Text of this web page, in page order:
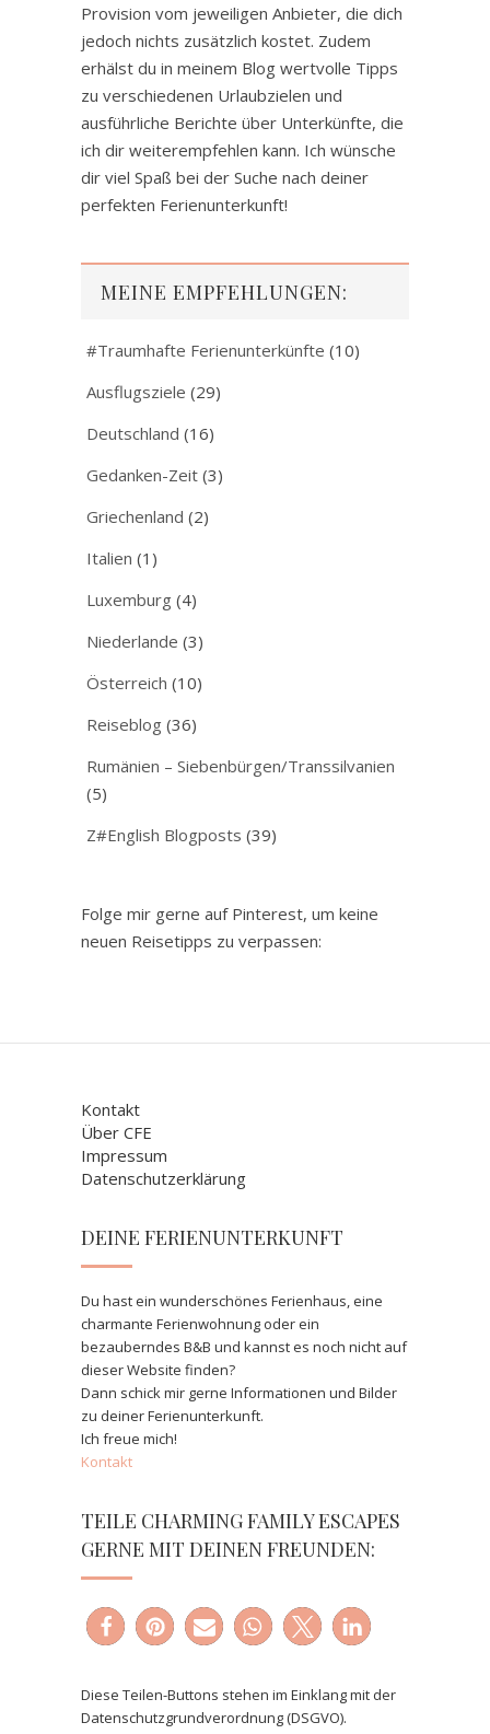
Provision vom jeweiligen Anbieter, die dich
jedoch nichts zusätzlich kostet. Zudem
erhälst du in meinem Blog wertvolle Tipps
zu verschiedenen Urlaubzielen und
ausführliche Berichte über Unterkünfte, die
ich dir weiterempfehlen kann. Ich wünsche
dir viel Spaß bei der Suche nach deiner
perfekten Ferienunterkunft!
MEINE EMPFEHLUNGEN:
#Traumhafte Ferienunterkünfte (10)
Ausflugsziele (29)
Deutschland (16)
Gedanken-Zeit (3)
Griechenland (2)
Italien (1)
Luxemburg (4)
Niederlande (3)
Österreich (10)
Reiseblog (36)
Rumänien – Siebenbürgen/Transsilvanien
(5)
Z#English Blogposts (39)
Folge mir gerne auf Pinterest, um keine
neuen Reisetipps zu verpassen:
Kontakt
Über CFE
Impressum
Datenschutzerklärung
DEINE FERIENUNTERKUNFT
Du hast ein wunderschönes Ferienhaus, eine
charmante Ferienwohnung oder ein
bezauberndes B&B und kannst es noch nicht auf
dieser Website finden?
Dann schick mir gerne Informationen und Bilder
zu deiner Ferienunterkunft.
Ich freue mich!
Kontakt
TEILE CHARMING FAMILY ESCAPES
GERNE MIT DEINEN FREUNDEN:
Diese Teilen-Buttons stehen im Einklang mit der
Datenschutzgrundverordnung (DSGVO).